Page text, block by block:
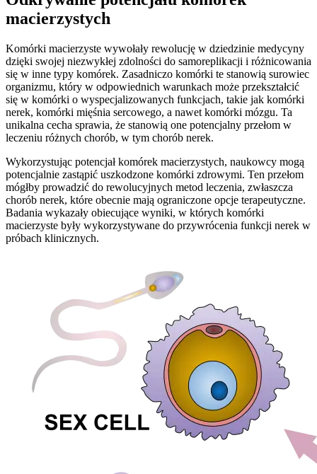
macierzystych
Komórki macierzyste wywołały rewolucję w dziedzinie medycyny
dzięki swojej niezwykłej zdolności do samoreplikacji i różnicowania
się w inne typy komórek. Zasadniczo komórki te stanowią surowiec
organizmu, który w odpowiednich warunkach może przekształcić
się w komórki o wyspecjalizowanych funkcjach, takie jak komórki
nerek, komórki mięśnia sercowego, a nawet komórki mózgu. Ta
unikalna cecha sprawia, że stanowią one potencjalny przełom w
leczeniu różnych chorób, w tym chorób nerek.
Wykorzystując potencjał komórek macierzystych, naukowcy mogą
potencjalnie zastąpić uszkodzone komórki zdrowymi. Ten przełom
mógłby prowadzić do rewolucyjnych metod leczenia, zwłaszcza
chorób nerek, które obecnie mają ograniczone opcje terapeutyczne.
Badania wykazały obiecujące wyniki, w których komórki
macierzyste były wykorzystywane do przywrócenia funkcji nerek w
próbach klinicznych.